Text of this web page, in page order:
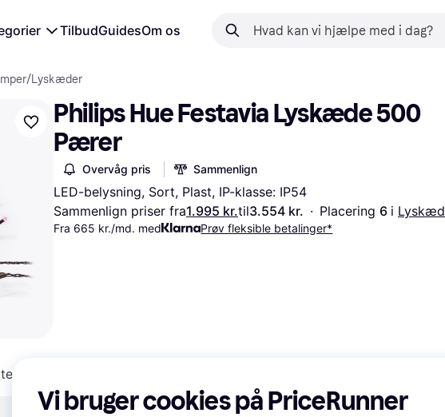
TilbudGuidesOm os
/Lyskæder
Philips Hue Festavia Lyskæde 500
Pærer
Overvåg pris Sammenlign
LED-belysning, Sort, Plast, IP-klasse: IP54
Sammenlign priser fra1.995 kr.til3.554 kr. · Placering 6 i
Fra 665 kr./md. med Prøv fleksible betalinger*
Vi bruger cookies på PriceRunner